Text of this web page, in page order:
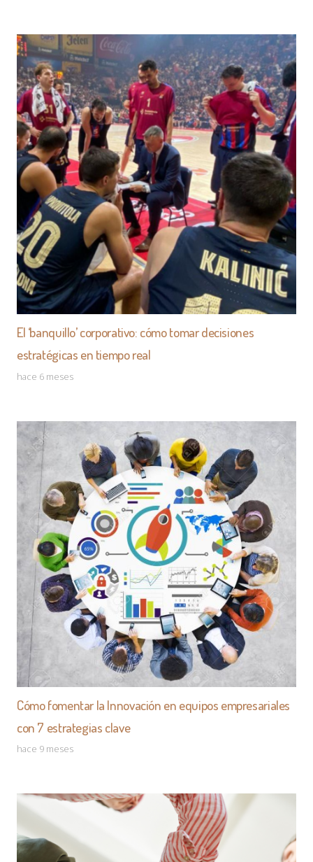
El ‘banquillo’ corporativo: cómo tomar decisiones
estratégicas en tiempo real
hace 6 meses
Cómo fomentar la Innovación en equipos empresariales
con 7 estrategias clave
hace 9 meses